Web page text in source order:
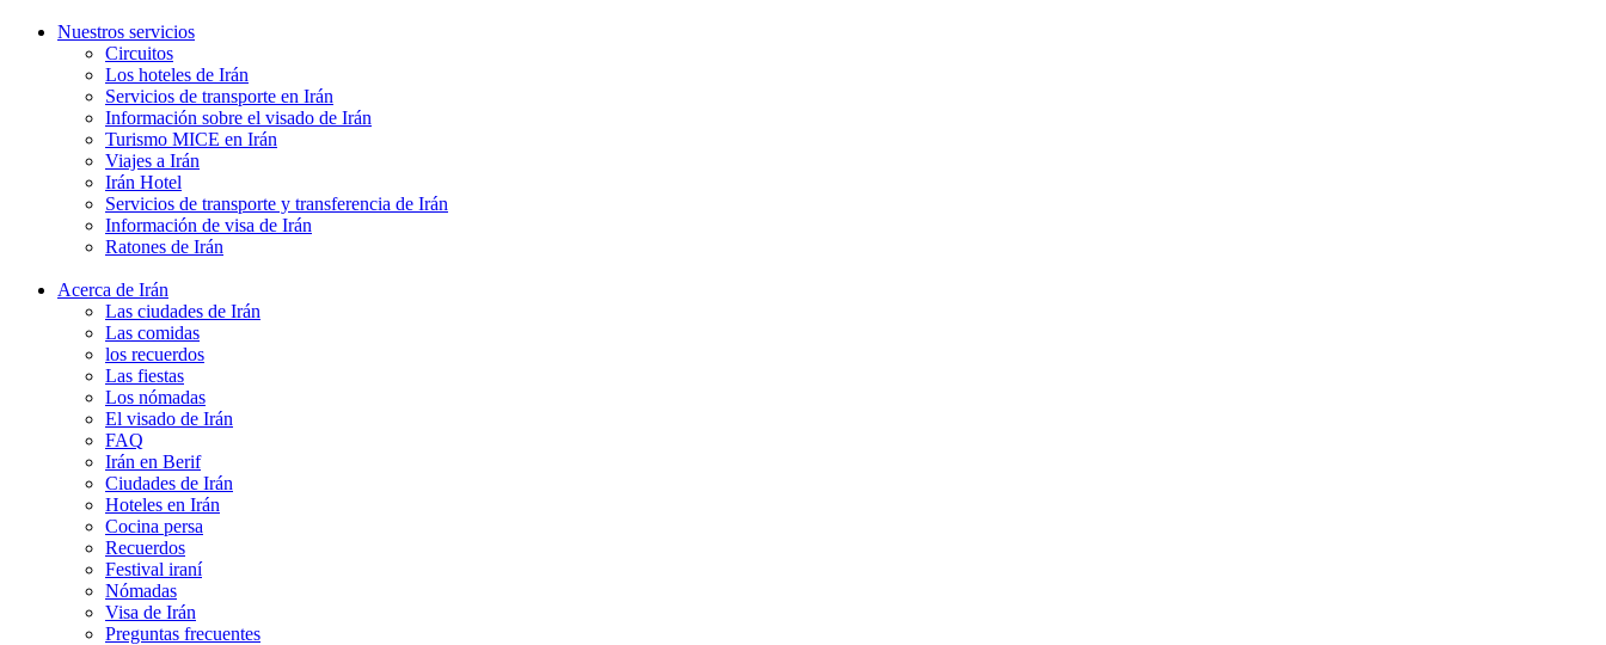
Nuestros servicios
Circuitos
Los hoteles de Irán
Servicios de transporte en Irán
Información sobre el visado de Irán
Turismo MICE en Irán
Viajes a Irán
Irán Hotel
Servicios de transporte y transferencia de Irán
Información de visa de Irán
Ratones de Irán
Acerca de Irán
Las ciudades de Irán
Las comidas
los recuerdos
Las fiestas
Los nómadas
El visado de Irán
FAQ
Irán en Berif
Ciudades de Irán
Hoteles en Irán
Cocina persa
Recuerdos
Festival iraní
Nómadas
Visa de Irán
Preguntas frecuentes